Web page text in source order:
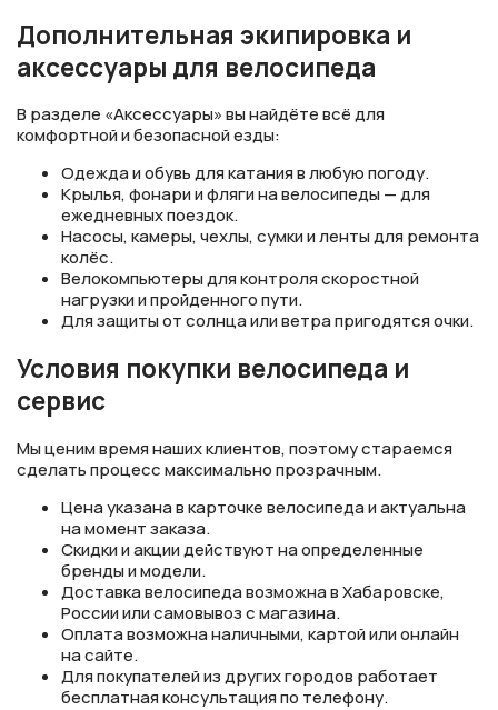
Дополнительная экипировка и
аксессуары для велосипеда
В разделе «Аксессуары» вы найдёте всё для
комфортной и безопасной езды:
Одежда и обувь для катания в любую погоду.
Крылья, фонари и фляги на велосипеды — для
ежедневных поездок.
Насосы, камеры, чехлы, сумки и ленты для ремонта
колёс.
Велокомпьютеры для контроля скоростной
нагрузки и пройденного пути.
Для защиты от солнца или ветра пригодятся очки.
Условия покупки велосипеда и
сервис
Мы ценим время наших клиентов, поэтому стараемся
сделать процесс максимально прозрачным.
Цена указана в карточке велосипеда и актуальна
на момент заказа.
Скидки и акции действуют на определенные
бренды и модели.
Доставка велосипеда возможна в Хабаровске,
России или самовывоз с магазина.
Оплата возможна наличными, картой или онлайн
на сайте.
Для покупателей из других городов работает
бесплатная консультация по телефону.